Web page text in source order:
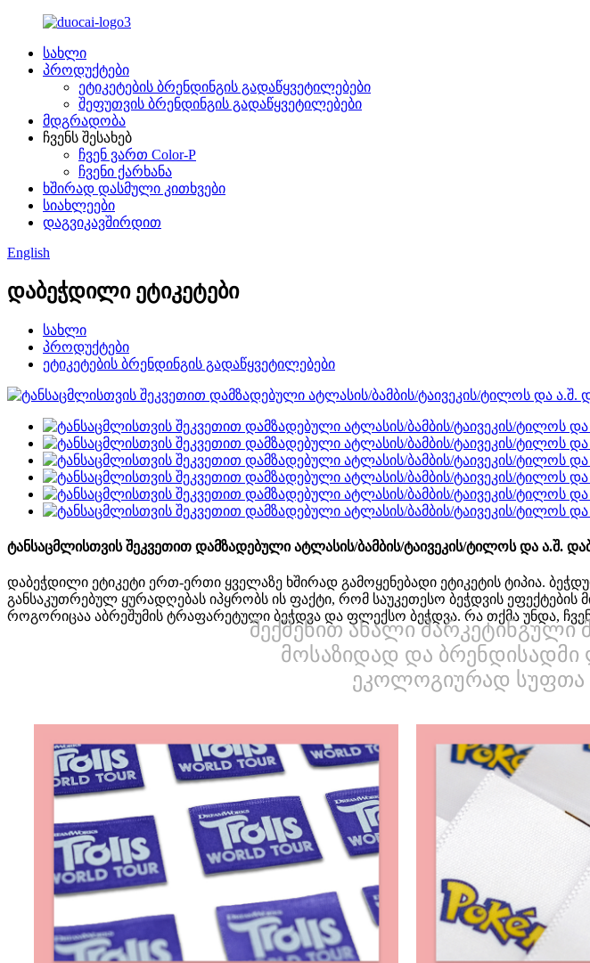
სახლი
პროდუქტები
ეტიკეტების ბრენდინგის გადაწყვეტილებები
შეფუთვის ბრენდინგის გადაწყვეტილებები
მდგრადობა
ჩვენს შესახებ
ჩვენ ვართ Color-P
ჩვენი ქარხანა
ხშირად დასმული კითხვები
სიახლეები
დაგვიკავშირდით
English
დაბეჭდილი ეტიკეტები
სახლი
პროდუქტები
ეტიკეტების ბრენდინგის გადაწყვეტილებები
ტანსაცმლისთვის შეკვეთით დამზადებული ატლასის/ბამბის/ტაივეკის/ტილოს და ა.შ.
დაბეჭდილი ეტიკეტი ერთ-ერთი ყველაზე ხშირად გამოყენებადი ეტიკეტის ტიპია.
განსაკუთრებულ ყურადღებას იპყრობს ის ფაქტი, რომ საუკეთესო ბეჭდვის ეფექტების
როგორიცაა აბრეშუმის ტრაფარეტული ბეჭდვა და ფლექსო ბეჭდვა. რა თქმა უნდა,
შექმენით ახალი
მოსაზიდად და
ეკოლოგიურად სუფთა